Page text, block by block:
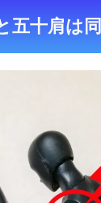
五十肩は